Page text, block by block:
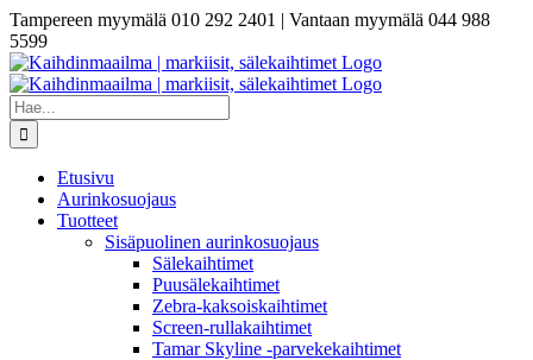
Skip
to
content
Tampereen myymälä 010 292 2401 | Vantaan myymälä 044 988
5599
Etsi
...
Etusivu
Aurinkosuojaus
Tuotteet
Sisäpuolinen aurinkosuojaus
Sälekaihtimet
Puusälekaihtimet
Zebra-kaksoiskaihtimet
Screen-rullakaihtimet
Tamar Skyline -parvekekaihtimet